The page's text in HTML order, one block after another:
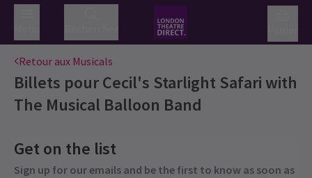
Retour aux Musicals
Billets pourCecil's Starlight Safari with
The Musical Balloon Band
Get on the list
Sign up for our emails and be the first to know as soon as